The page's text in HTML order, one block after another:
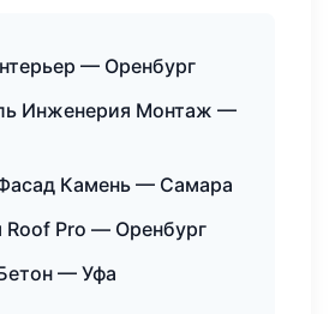
— Оренбург
Инженерия Монтаж —
Камень — Самара
Roof Pro — Оренбург
— Уфа